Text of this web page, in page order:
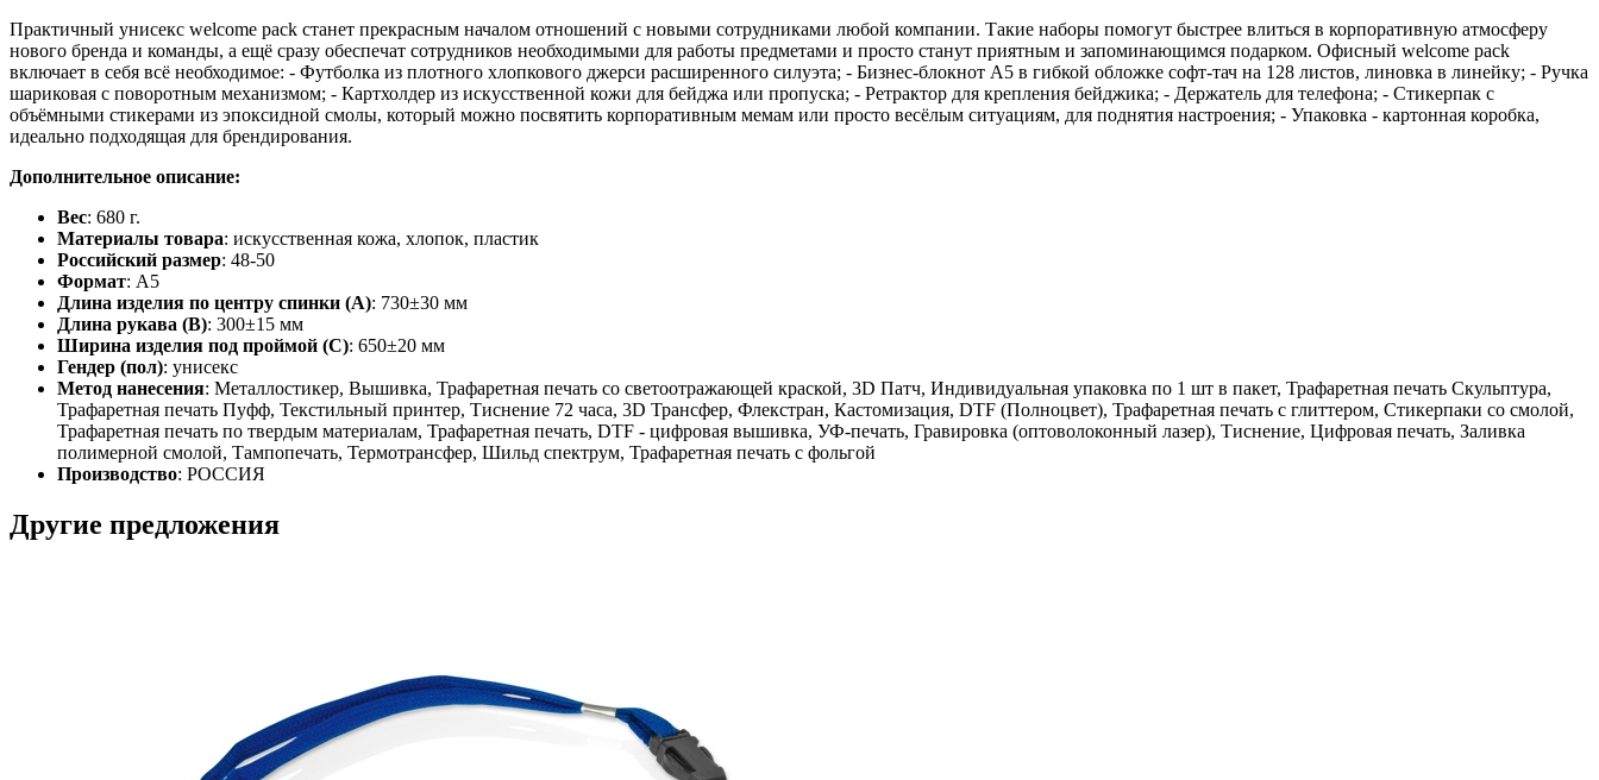
Практичный унисекс welcome pack станет прекрасным началом отношений с новыми сотрудниками любой компании. Такие наборы помогут быстрее влиться в корпоративную атмосферу
нового бренда и команды, а ещё сразу обеспечат сотрудников необходимыми для работы предметами и просто станут приятным и запоминающимся подарком. Офисный welcome pack
включает в себя всё необходимое: - Футболка из плотного хлопкового джерси расширенного силуэта; - Бизнес-блокнот А5 в гибкой обложке софт-тач на 128 листов, линовка в линейку; - Ручка
шариковая с поворотным механизмом; - Картхолдер из искусственной кожи для бейджа или пропуска; - Ретрактор для крепления бейджика; - Держатель для телефона; - Стикерпак с
объёмными стикерами из эпоксидной смолы, который можно посвятить корпоративным мемам или просто весёлым ситуациям, для поднятия настроения; - Упаковка - картонная коробка,
идеально подходящая для брендирования.
Дополнительное описание:
Вес: 680 г.
Материалы товара: искусственная кожа, хлопок, пластик
Российский размер: 48-50
Формат: A5
Длина изделия по центру спинки (A): 730±30 мм
Длина рукава (B): 300±15 мм
Ширина изделия под проймой (С): 650±20 мм
Гендер (пол): унисекс
Метод нанесения: Металлостикер, Вышивка, Трафаретная печать со светоотражающей краской, 3D Патч, Индивидуальная упаковка по 1 шт в пакет, Трафаретная печать Скульптура,
Трафаретная печать Пуфф, Текстильный принтер, Тиснение 72 часа, 3D Трансфер, Флекстран, Кастомизация, DTF (Полноцвет), Трафаретная печать с глиттером, Стикерпаки со смолой,
Трафаретная печать по твердым материалам, Трафаретная печать, DTF - цифровая вышивка, УФ-печать, Гравировка (оптоволоконный лазер), Тиснение, Цифровая печать, Заливка
полимерной смолой, Тампопечать, Термотрансфер, Шильд спектрум, Трафаретная печать с фольгой
Производство: РОССИЯ
Другие предложения